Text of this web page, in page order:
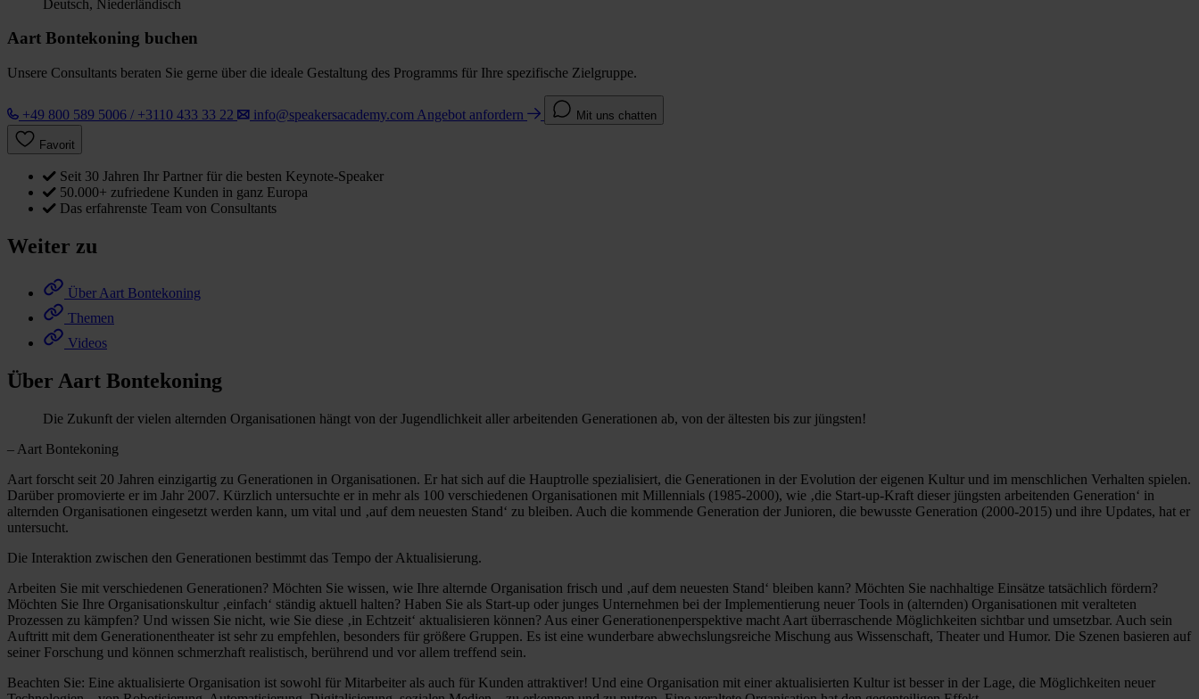
Deutsch, Niederländisch
Aart Bontekoning buchen
Unsere Consultants beraten Sie gerne über die ideale Gestaltung des Programms für Ihre spezifische Zielgruppe.
+49 800 589 5006 / +3110 433 33 22 info@speakersacademy.com Angebot anfordern Mit uns chatten
Favorit
Seit 30 Jahren Ihr Partner für die besten Keynote-Speaker
50.000+ zufriedene Kunden in ganz Europa
Das erfahrenste Team von Consultants
Weiter zu
Über Aart Bontekoning
Themen
Videos
Über Aart Bontekoning
Die Zukunft der vielen alternden Organisationen hängt von der Jugendlichkeit aller arbeitenden Generationen ab, von der ältesten bis zur jüngsten!
– Aart Bontekoning
Aart forscht seit 20 Jahren einzigartig zu Generationen in Organisationen. Er hat sich auf die Hauptrolle spezialisiert, die Generationen in der Evolution der eigenen Kultur und im menschlichen Verhalten spielen.
Darüber promovierte er im Jahr 2007. Kürzlich untersuchte er in mehr als 100 verschiedenen Organisationen mit Millennials (1985-2000), wie ‚die Start-up-Kraft dieser jüngsten arbeitenden Generation‘ in
alternden Organisationen eingesetzt werden kann, um vital und ‚auf dem neuesten Stand‘ zu bleiben. Auch die kommende Generation der Junioren, die bewusste Generation (2000-2015) und ihre Updates, hat er
untersucht.
Die Interaktion zwischen den Generationen bestimmt das Tempo der Aktualisierung.
Arbeiten Sie mit verschiedenen Generationen? Möchten Sie wissen, wie Ihre alternde Organisation frisch und ‚auf dem neuesten Stand‘ bleiben kann? Möchten Sie nachhaltige Einsätze tatsächlich fördern?
Möchten Sie Ihre Organisationskultur ‚einfach‘ ständig aktuell halten? Haben Sie als Start-up oder junges Unternehmen bei der Implementierung neuer Tools in (alternden) Organisationen mit veralteten
Prozessen zu kämpfen? Und wissen Sie nicht, wie Sie diese ‚in Echtzeit‘ aktualisieren können? Aus einer Generationenperspektive macht Aart überraschende Möglichkeiten sichtbar und umsetzbar. Auch sein
Auftritt mit dem Generationentheater ist sehr zu empfehlen, besonders für größere Gruppen. Es ist eine wunderbare abwechslungsreiche Mischung aus Wissenschaft, Theater und Humor. Die Szenen basieren auf
seiner Forschung und können schmerzhaft realistisch, berührend und vor allem treffend sein.
Beachten Sie: Eine aktualisierte Organisation ist sowohl für Mitarbeiter als auch für Kunden attraktiver! Und eine Organisation mit einer aktualisierten Kultur ist besser in der Lage, die Möglichkeiten neuer